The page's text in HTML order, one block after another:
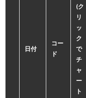
日付
コー
ド
(ク
リ
ッ
ク
で
チ
ャ
ー
ト